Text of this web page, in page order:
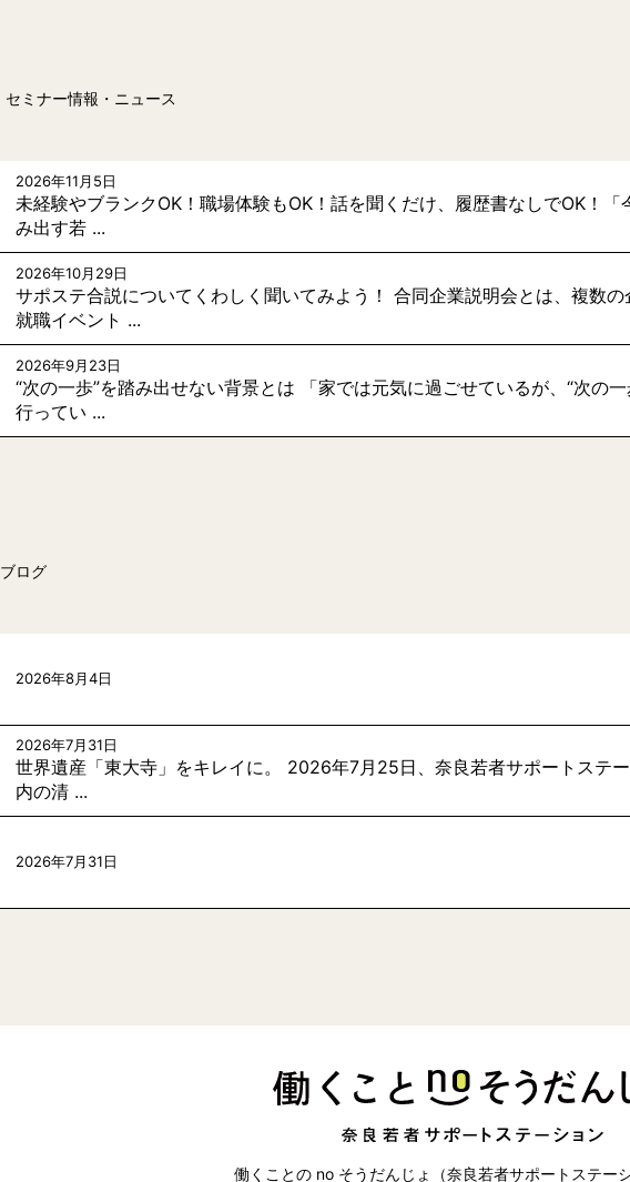
セミナー情報・ニュース
2026年11月5日
未経験やブランクOK！職場体験もOK！話を聞くだけ、履歴書なしでOK！
み出す若 ...
2026年10月29日
サポステ合説についてくわしく聞いてみよう！ 合同企業説明会とは、複数
就職イベント ...
2026年9月23日
“次の一歩”を踏み出せない背景とは 「家では元気に過ごせているが、“次の
行ってい ...
ブログ
2026年8月4日
2026年7月31日
世界遺産「東大寺」をキレイに。 2026年7月25日、奈良若者サポートステ
内の清 ...
2026年7月31日
働くことの no そうだんじょ（奈良若者サポートステーシ